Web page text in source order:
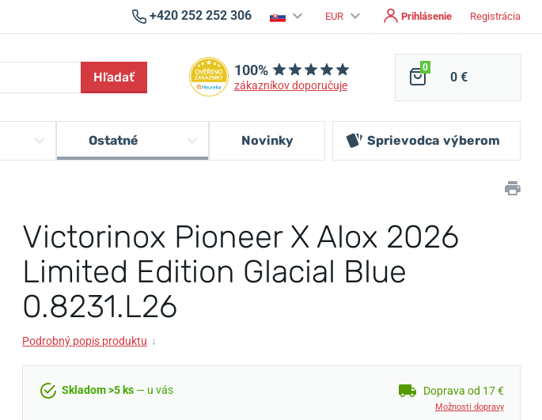
+420 252 252 306 EUR Prihlásenie Registrácia
Hľadať 100%
zákazníkov doporučuje
0
0 €
Ostatné Novinky Sprievodca výberom
Victorinox Pioneer X Alox 2026
Limited Edition Glacial Blue
0.8231.L26
Podrobný popis produktu ↓
Skladom >5 ks — u vás Doprava od 17 €
Možnosti dopravy